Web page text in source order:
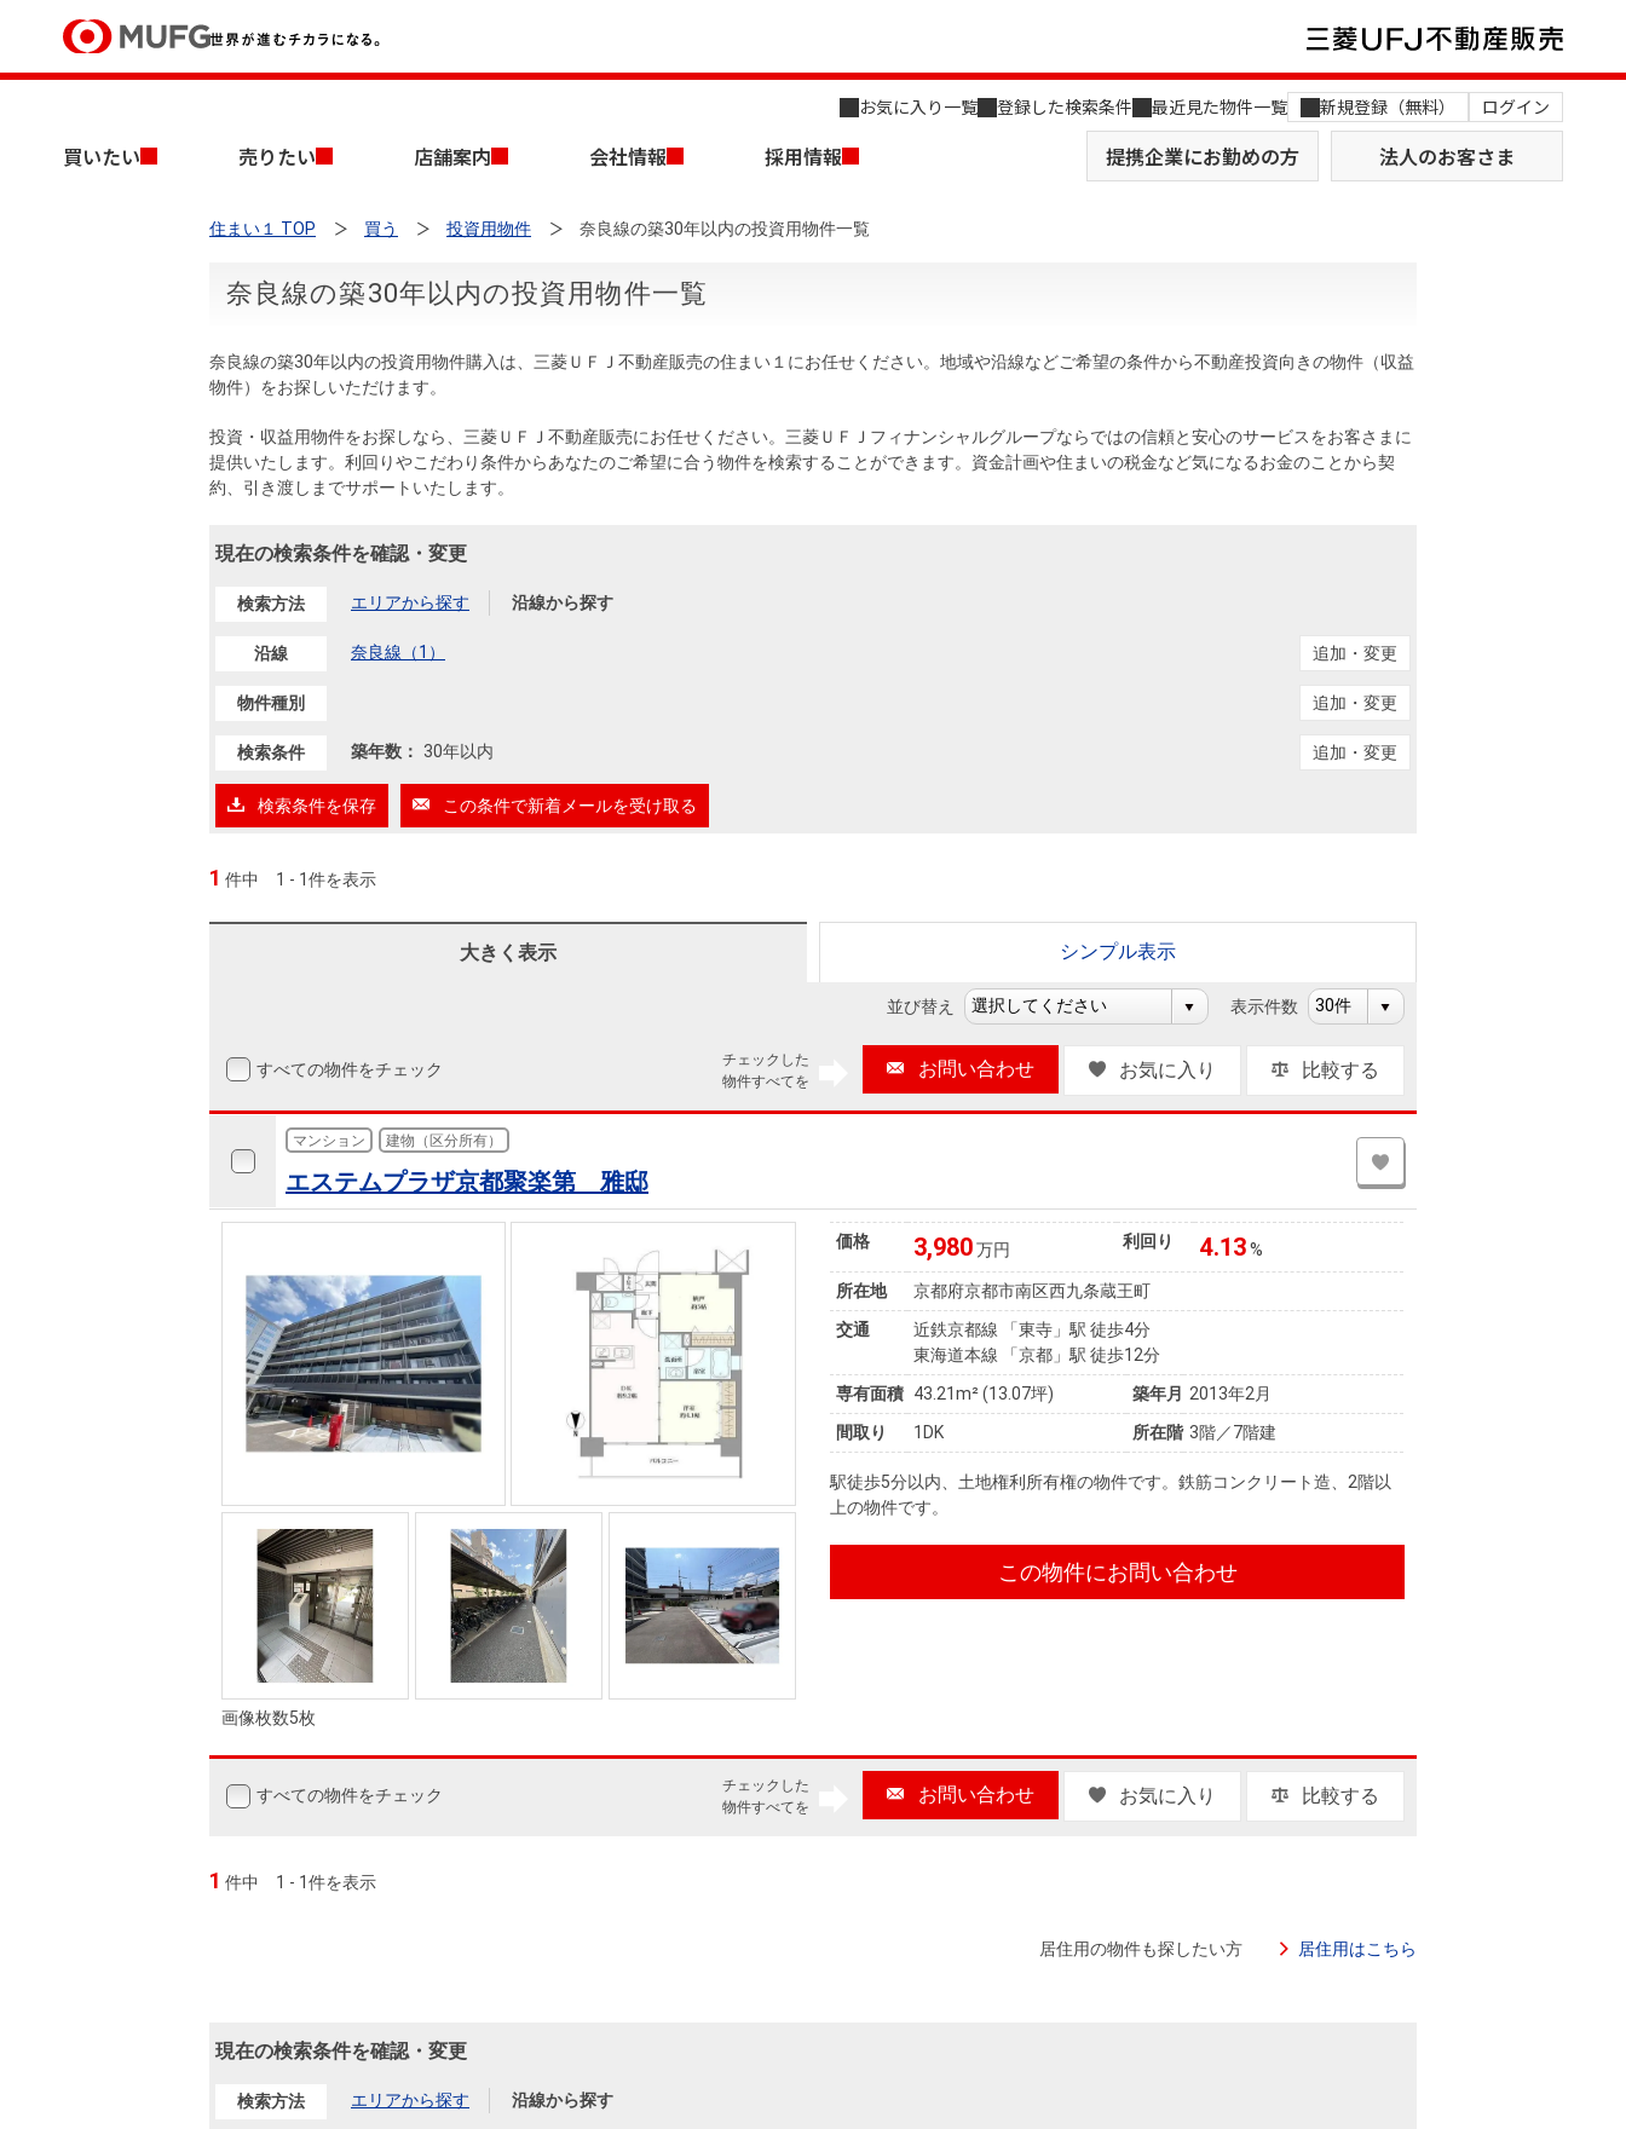
お気に入り一覧 登録した検索条件 最近見た物件一覧 新規登録（無料） ログイン
買いたい 売りたい 店舗案内 会社情報 採用情報 提携企業にお勤めの方 法人のお客さま
買いたいTOP
中古マンションを探す 新築・中古一戸建てを探す 土地を探す
住まい1プラス（お役立ちコラム）
住まいと暮らしの税金の本（電子ブック）
売りたいTOP
無料査定 売却相談 AI不動産査定
住まい1プラス（お役立ちコラム）
住まいと暮らしの税金の本（電子ブック）
店舗案内TOP
店舗のご案内（首都圏）
会社情報TOP
組織図 役員一覧
会社案内（電子ブック版）
採用情報TOP
売りたい
住まい１ TOP 買う 投資用物件 奈良線の築30年以内の投資用物件一覧
奈良線の築30年以内の投資用物件一覧
奈良線の築30年以内の投資用物件購入は、三菱ＵＦＪ不動産販売の住まい１にお任せください。地域や沿線などご希望の条件から不動産投資向きの物件（収益
物件）をお探しいただけます。
投資・収益用物件をお探しなら、三菱ＵＦＪ不動産販売にお任せください。三菱ＵＦＪフィナンシャルグループならではの信頼と安心のサービスをお客さまに
提供いたします。利回りやこだわり条件からあなたのご希望に合う物件を検索することができます。資金計画や住まいの税金など気になるお金のことから契
約、引き渡しまでサポートいたします。
現在の検索条件を確認・変更
検索方法 エリアから探す 沿線から探す
沿線 奈良線（1） 追加・変更
物件種別 追加・変更
検索条件 築年数： 30年以内 追加・変更
検索条件を保存 この条件で新着メールを受け取る
1 件中 1 - 1件を表示
大きく表示 シンプル表示
並び替え 表示件数
すべての物件をチェック
チェックした
物件すべてを
お問い合わせ お気に入り 比較する
マンション 建物（区分所有）
エステムプラザ京都聚楽第 雅邸
画像枚数5枚
価格 3,980万円 利回り 4.13%
所在地
京都府京都市南区西九条蔵王町
交通
近鉄京都線 「東寺」駅 徒歩4分
東海道本線 「京都」駅 徒歩12分
専有面積 43.21m² (13.07坪) 築年月
2013年2月
間取り
1DK 所在階 3階／7階建
駅徒歩5分以内、土地権利所有権の物件です。鉄筋コンクリート造、2階以
上の物件です。
この物件にお問い合わせ
すべての物件をチェック
チェックした
物件すべてを
お問い合わせ お気に入り 比較する
1 件中 1 - 1件を表示
居住用の物件も探したい方 居住用はこちら
現在の検索条件を確認・変更
検索方法 エリアから探す 沿線から探す